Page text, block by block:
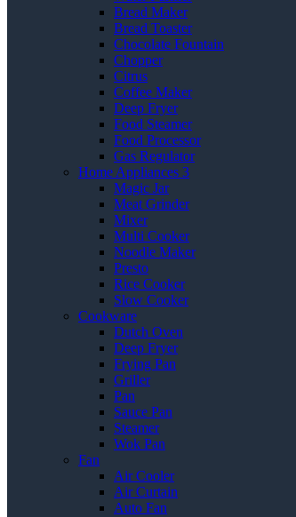
Bread Maker
Bread Toaster
Chocolate Fountain
Chopper
Citrus
Coffee Maker
Deep Fryer
Food Steamer
Food Processor
Gas Regulator
Home Appliances 3
Magic Jar
Meat Grinder
Mixer
Multi Cooker
Noodle Maker
Presto
Rice Cooker
Slow Cooker
Cookware
Dutch Oven
Deep Fryer
Frying Pan
Griller
Pan
Sauce Pan
Steamer
Wok Pan
Fan
Air Cooler
Air Curtain
Auto Fan